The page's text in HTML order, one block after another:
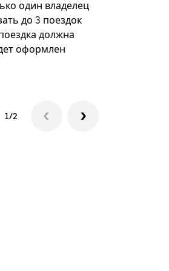
один владелец
до 3 поездок
должна
оформлен
1/2